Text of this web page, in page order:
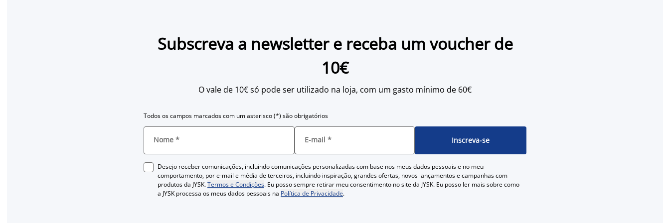
Subscreva a newsletter e receba um voucher de
10€
O vale de 10€ só pode ser utilizado na loja, com um gasto mínimo de 60€
Todos os campos marcados com um asterisco (*) são obrigatórios
Nome * E-mail * Inscreva-se
Desejo receber comunicações, incluindo comunicações personalizadas com base nos meus dados pessoais e no meu
comportamento, por e-mail e média de terceiros, incluindo inspiração, grandes ofertas, novos lançamentos e campanhas com
produtos da JYSK.Termos e Condições. Eu posso sempre retirar meu consentimento no site da JYSK. Eu posso ler mais sobre como
a JYSK processa os meus dados pessoais na Política de Privacidade.